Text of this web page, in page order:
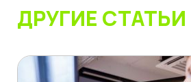
ДРУГИЕ СТАТЬИ